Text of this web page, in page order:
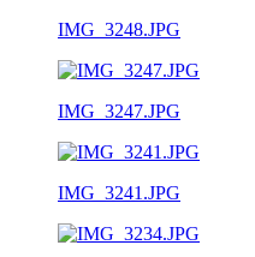
IMG_3248.JPG
IMG_3247.JPG
IMG_3241.JPG